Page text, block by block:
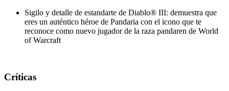
Sigilo y detalle de estandarte de Diablo® III: demuestra que
eres un auténtico héroe de Pandaria con el icono que te
reconoce como nuevo jugador de la raza pandaren de World
of Warcraft
Críticas